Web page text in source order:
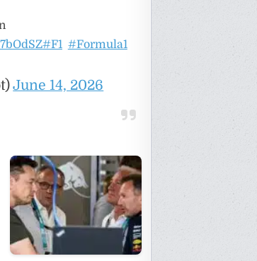
#F1 #Formula1
June 14, 2026